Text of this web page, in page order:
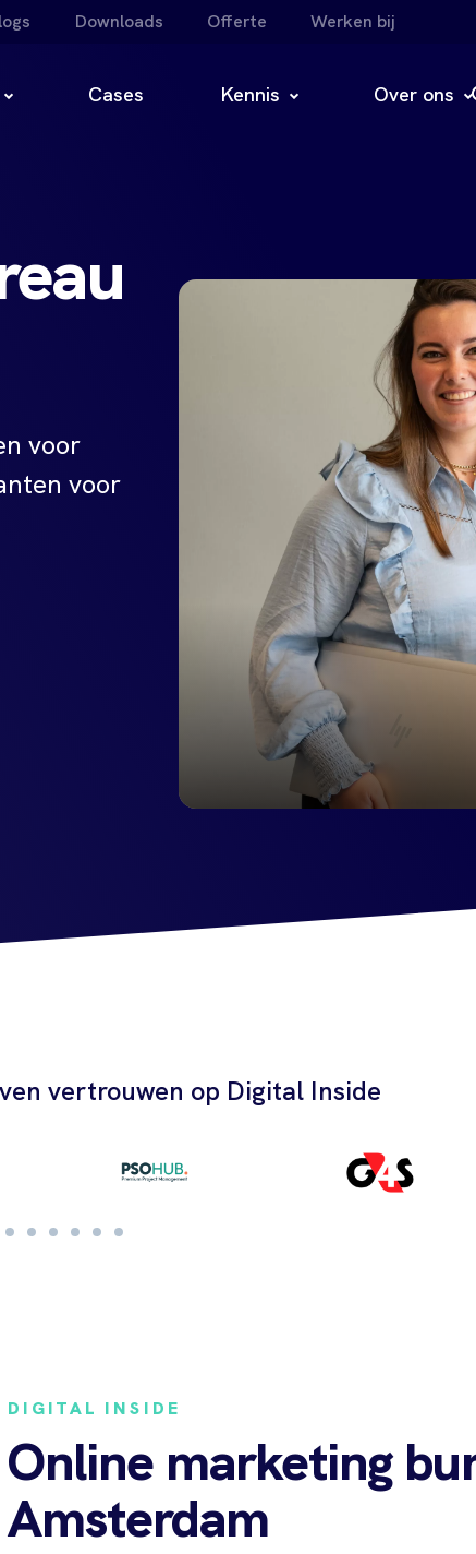
Downloads Offerte Werken bij
Cases Kennis Over ons
voor
voor
vertrouwen op Digital Inside
DIGITAL INSIDE
Online marketing
Amsterdam